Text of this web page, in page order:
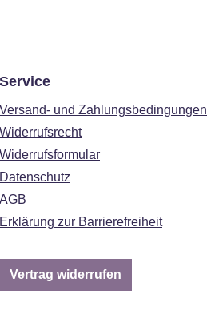
Service
Versand- und Zahlungsbedingungen
Widerrufsrecht
Widerrufsformular
Datenschutz
AGB
Erklärung zur Barrierefreiheit
Vertrag widerrufen